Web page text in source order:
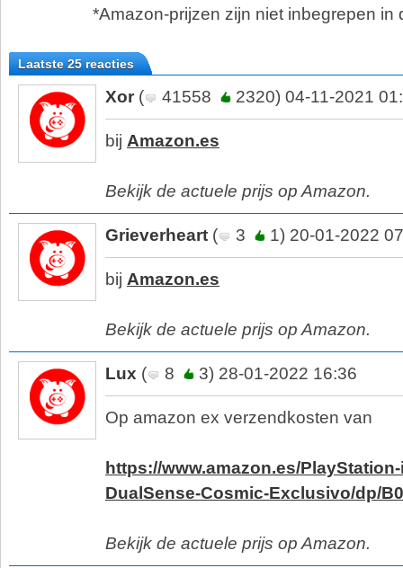
*Amazon-prijzen zijn niet inbegrepen in
Laatste 25 reacties
Xor ( 41558 2320) 04-11-2021
bij Amazon.es
Bekijk de actuele prijs op Amazon.
Grieverheart ( 3 1) 20-01-2022
bij Amazon.es
Bekijk de actuele prijs op Amazon.
Lux ( 8 3) 28-01-2022 16:36
Op amazon ex verzendkosten van
https://www.amazon.es/
DualSense-Cosmic-Exclusivo/dp/
Bekijk de actuele prijs op Amazon.